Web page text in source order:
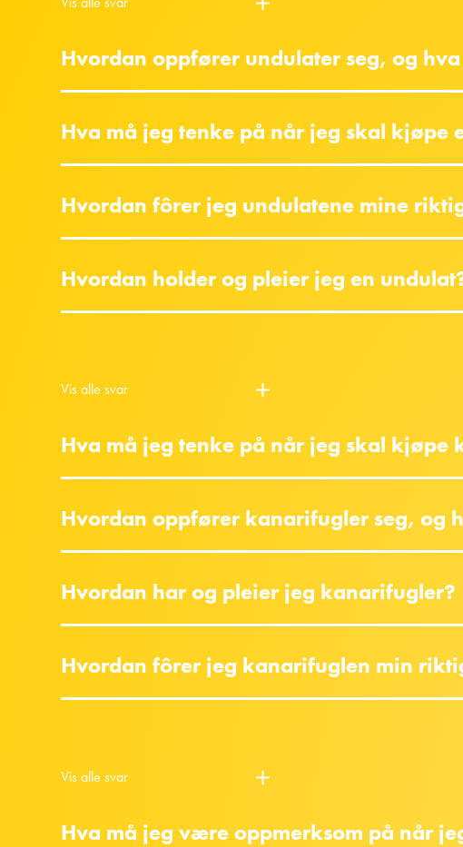
Hvordan oppfører undulater seg, og
Hva må jeg tenke på når jeg skal kjøpe
Hvordan fôrer jeg undulatene mine
Hvordan holder og pleier jeg en
Vis alle svar
Hva må jeg tenke på når jeg skal kjøpe
Hvordan oppfører kanarifugler seg, og
Hvordan har og pleier jeg kanarifugler?
Hvordan fôrer jeg kanarifuglen min
Vis alle svar
Hva må jeg være oppmerksom på når